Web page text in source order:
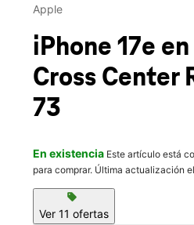
Jue.:
139 Cross Center Road Denver,
Apple
iPhone 17e
Cross Center
73
En existencia Este artículo está
para comprar. Última actualización
sell
Ver 11 ofertas